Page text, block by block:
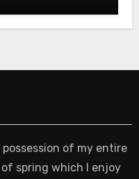
of my entire
spring which I enjoy